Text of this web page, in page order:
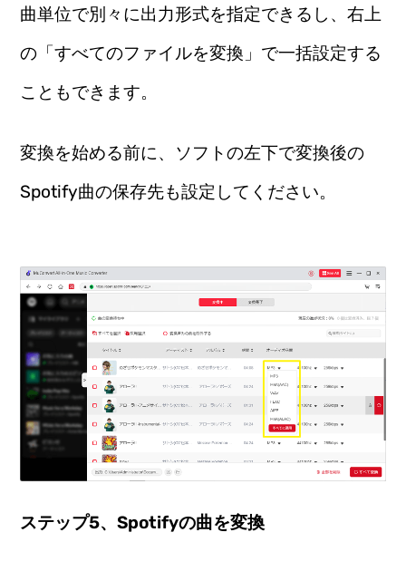
曲単位で別々に出力形式を指定できるし、右上
の「すべてのファイルを変換」で一括設定する
こともできます。
変換を始める前に、ソフトの左下で変換後の
Spotify曲の保存先も設定してください。
ステップ5、Spotifyの曲を変換